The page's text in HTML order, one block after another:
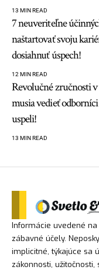
13 MIN READ
7 neuveriteľne
naštartovať svoju
dosiahnuť úspech!
12 MIN READ
Revolučné zručnosti
musia vedieť
uspeli!
13 MIN READ
Informácie uvedené
zábavné účely.
implicitné, týkajúce sa
zákonnosti,